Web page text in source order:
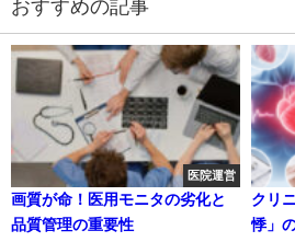
おすすめの記事
医院運営
画質が命！医用モニタの劣化と
品質管理の重要性
クリ
悸」